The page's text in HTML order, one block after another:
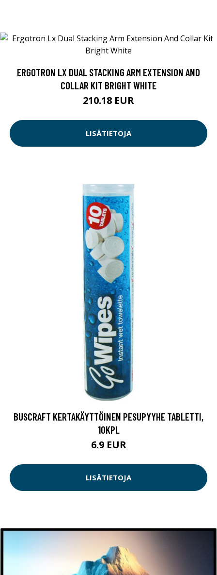
ERGOTRON LX DUAL STACKING ARM EXTENSION AND
COLLAR KIT BRIGHT WHITE
210.18 EUR
LISÄTIETOJA
BUSCRAFT KERTAKÄYTTÖINEN PESUPYYHE TABLETTI,
10KPL
6.9 EUR
LISÄTIETOJA